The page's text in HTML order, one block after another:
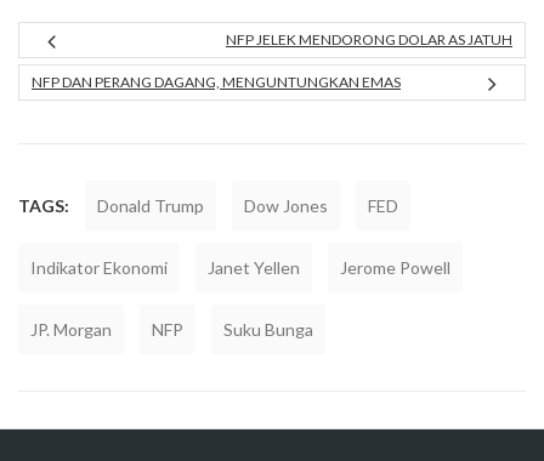
NFP JELEK MENDORONG DOLAR AS JATUH
NFP DAN PERANG DAGANG, MENGUNTUNGKAN EMAS
TAGS: Donald Trump Dow Jones FED
Indikator Ekonomi Janet Yellen Jerome Powell
JP. Morgan NFP Suku Bunga